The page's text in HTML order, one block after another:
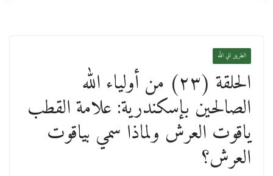
الطريق الي الله
الحلقة (٢٣) من أولياء الله
الصالحين بإسكندرية: علامة القطب
ياقوت العرش ولماذا سمي بياقوت
العرش؟